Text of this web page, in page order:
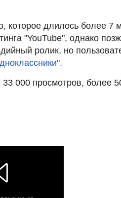
которое длилось более 7
"YouTube", однако
ролик, но
000 просмотров, более